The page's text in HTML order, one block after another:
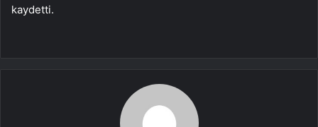
kaydetti.